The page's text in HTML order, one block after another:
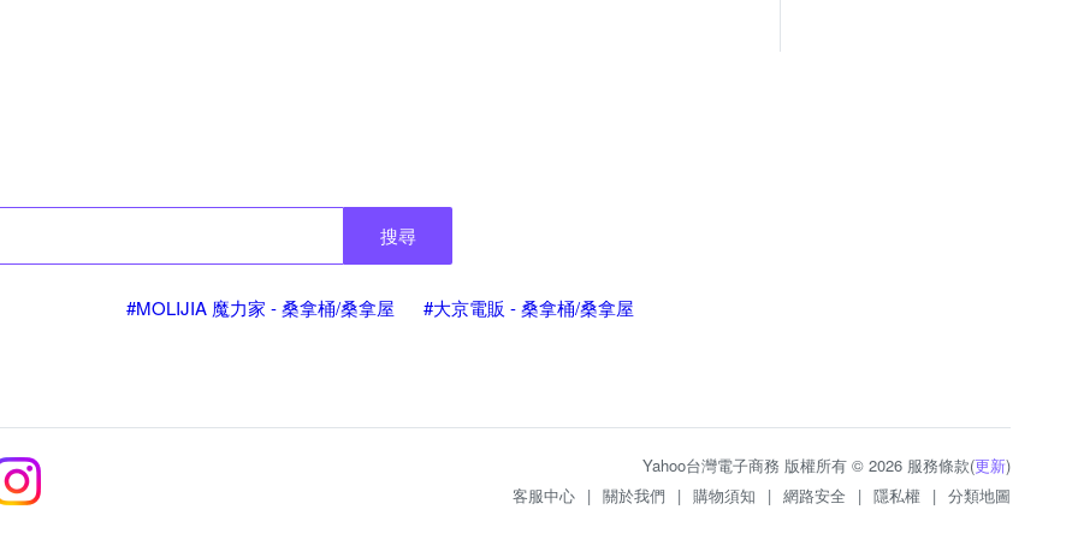
搜尋
#MOLIJIA 魔力家 - 桑拿桶/桑拿屋 #大京電販 - 桑拿桶/桑拿屋
Yahoo台灣電子商務 版權所有 © 2026 服務條款(更新)
客服中心 | 關於我們 | 購物須知 | 網路安全 | 隱私權 | 分類地圖